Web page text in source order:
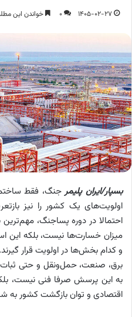
1405-02-27
0 خواندن این مطلب 4 دقیقه زمان
بسپار/ایران پلیمرجنگ، فقط
اولویت‌های یک کشور را نیز
احتمالا در دوره پسا‌جنگ،
میزان خسارت‌ها نیست، بلکه این
و کدام بخش‌ها در اولویت قرار
برق، صنعت، حمل‌ونقل و حتی ثبات
به این پرسش صرفا فنی نیست،
اقتصادی و توان بازگشت کشور به